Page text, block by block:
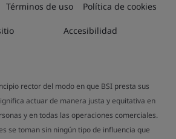
Términos de uso Política de cookies
Accesibilidad
rector del modo en que BSI presta sus
actuar de manera justa y equitativa en
y en todas las operaciones comerciales.
se toman sin ningún tipo de influencia que